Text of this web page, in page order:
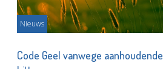
Nieuws
Code Geel vanwege aanhoudende